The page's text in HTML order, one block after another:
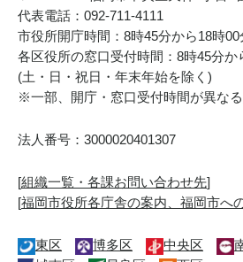
代表電話：092-711-4111
市役所開庁時間：8時45分から18時00
各区役所の窓口受付時間：8時45分か
(土・日・祝日・年末年始を除く)
※一部、開庁・窓口受付時間が異な
法人番号：3000020401307
[組織一覧・各課お問い合わせ先]
[福岡市役所各庁舎の案内、福岡市へ
東区 博多区 中央区